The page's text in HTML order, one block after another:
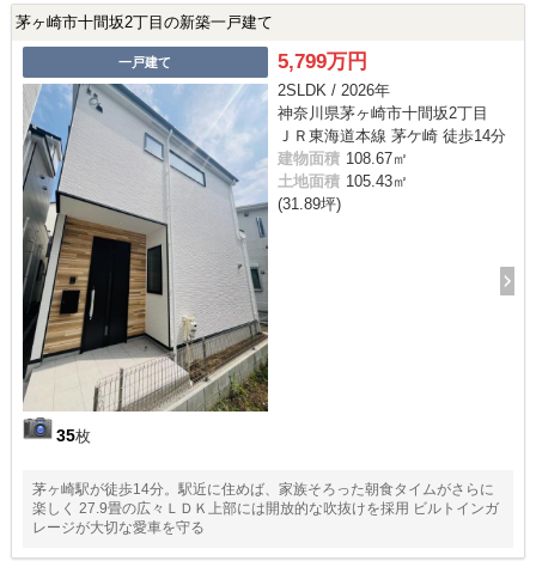
茅ヶ崎市十間坂2丁目の新築一戸建て
一戸建て
35枚
5,799万円
2SLDK / 2026年
神奈川県茅ヶ崎市十間坂2丁目
ＪＲ東海道本線 茅ケ崎 徒歩14分
建物面積 108.67㎡
土地面積 105.43㎡
(31.89坪)
茅ヶ崎駅が徒歩14分。駅近に住めば、家族そろった朝食タイムがさらに
楽しく 27.9畳の広々ＬＤＫ上部には開放的な吹抜けを採用 ビルトインガ
レージが大切な愛車を守る